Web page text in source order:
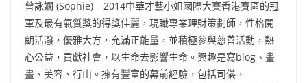
曾詠嫻 (Sophie) – 2014中華才藝小姐國際大賽香港賽區的冠
軍及最有氣質獎的得獎佳麗，現職專業理財策劃師，性格開
朗活潑，優雅大方，充滿正能量，並積極參與慈善活動，熱
心公益，貢獻社會，以生命去影響生命。興趣是寫blog、畫
畫、美容、行山。擁有豐富的幕前經驗，包括司儀，